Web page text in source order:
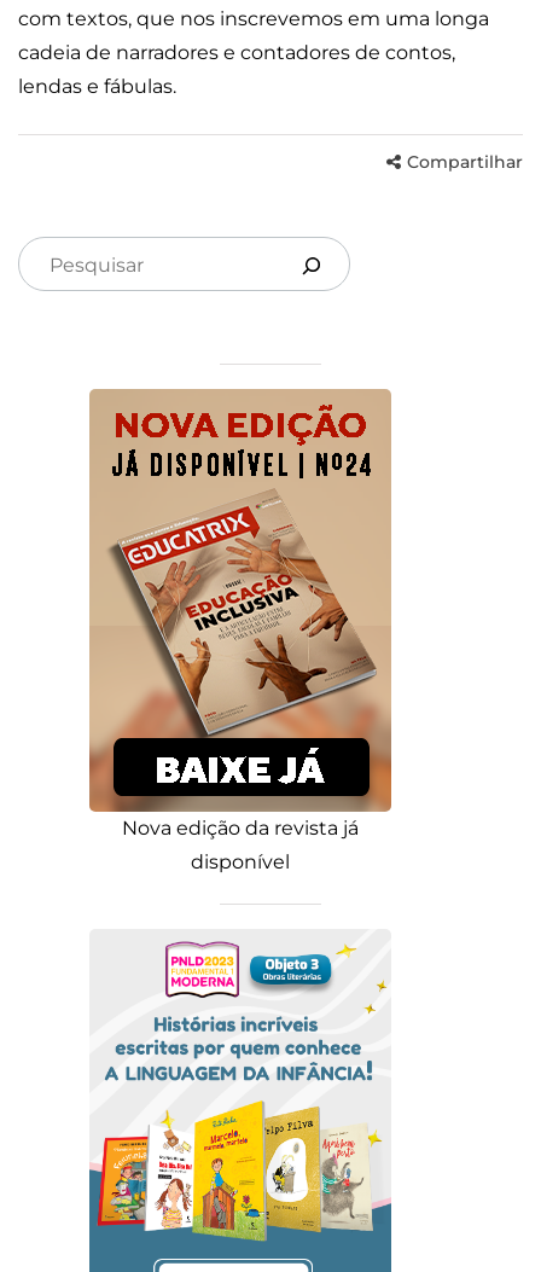
com textos, que nos inscrevemos em uma longa
cadeia de narradores e contadores de contos,
lendas e fábulas.
Compartilhar
Nova edição da revista já
disponível